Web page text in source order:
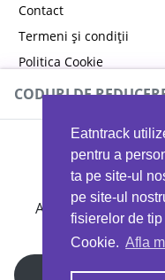
Eatntrack
pentru a
ta pe site-ul
pe site-ul
fisierelor de
Cookie. Afla
Contact
Termeni și condiții
Politica Cookie
Politica de
CODURI DE
Ai 40%reducere la